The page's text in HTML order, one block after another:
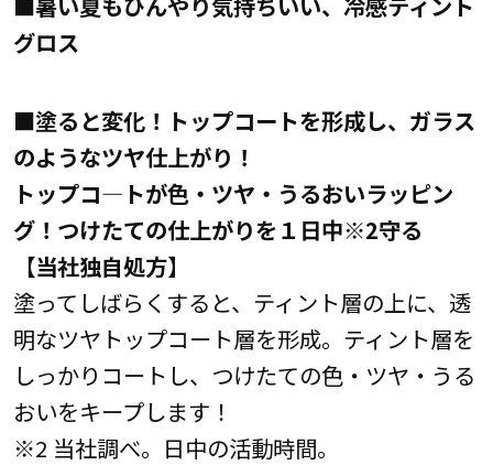
グロス
■塗ると変化！トップコートを形成し、ガラス
のようなツヤ仕上がり！
トップコ―トが色・ツヤ・うるおいラッピン
グ！つけたての仕上がりを１日中※2守る
【当社独自処方】
塗ってしばらくすると、ティント層の上に、透
明なツヤトップコート層を形成。ティント層を
しっかりコートし、つけたての色・ツヤ・うる
おいをキープします！
※2 当社調べ。日中の活動時間。